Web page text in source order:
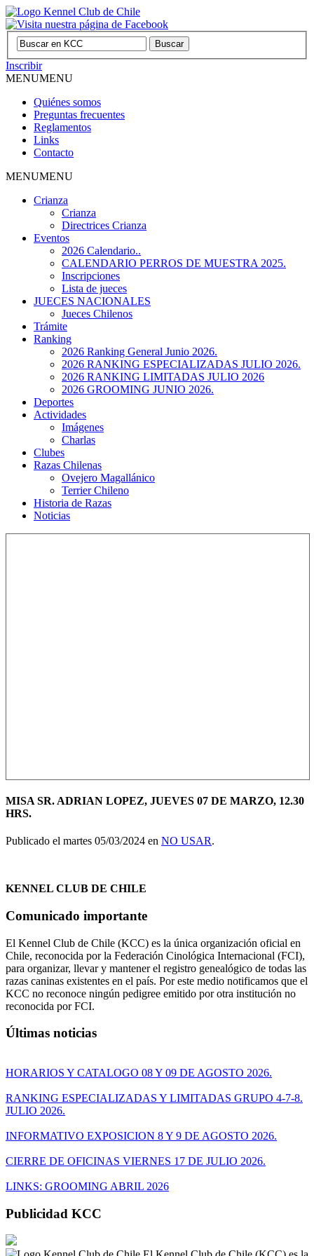
Inscribir
MENUMENU
Quiénes somos
Preguntas frecuentes
Reglamentos
Links
Contacto
MENUMENU
Crianza
Crianza
Directrices Crianza
Eventos
2026 Calendario..
CALENDARIO PERROS DE MUESTRA 2025.
Inscripciones
Lista de jueces
JUECES NACIONALES
Jueces Chilenos
Trámite
Ranking
2026 Ranking General Junio 2026.
2026 RANKING ESPECIALIZADAS JULIO 2026.
2026 RANKING LIMITADAS JULIO 2026
2026 GROOMING JUNIO 2026.
Deportes
Actividades
Imágenes
Charlas
Clubes
Razas Chilenas
Ovejero Magallánico
Terrier Chileno
Historia de Razas
Noticias
MISA SR. ADRIAN LOPEZ, JUEVES 07 DE MARZO, 12.30
HRS.
Publicado el martes 05/03/2024 en NO USAR.
KENNEL CLUB DE CHILE
Comunicado importante
El Kennel Club de Chile (KCC) es la única organización oficial en
Chile, reconocida por la Federación Cinológica Internacional (FCI),
para organizar, llevar y mantener el registro genealógico de todas las
razas caninas existentes en el país. Por este medio notificamos que el
KCC no reconoce ningún pedigree emitido por otra institución no
reconocida por FCI.
Últimas noticias
HORARIOS Y CATALOGO 08 Y 09 DE AGOSTO 2026.
RANKING ESPECIALIZADAS Y LIMITADAS GRUPO 4-7-8.
JULIO 2026.
INFORMATIVO EXPOSICION 8 Y 9 DE AGOSTO 2026.
CIERRE DE OFICINAS VIERNES 17 DE JULIO 2026.
LINKS: GROOMING ABRIL 2026
Publicidad KCC